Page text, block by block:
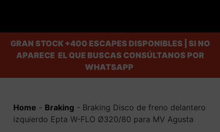
GRAN STOCK+400 ESCAPES DISPONIBLES | SI NO
APARECE EL QUE BUSCAS CONSÚLTANOS POR
WHATSAPP
Home - Braking - Braking Disco de freno delantero
izquierdo Epta W-FLO Ø320/80 para MV Agusta